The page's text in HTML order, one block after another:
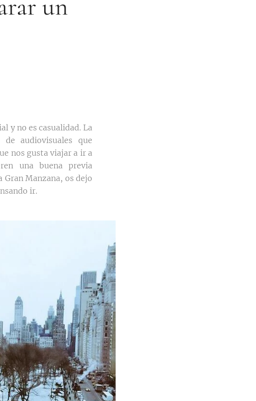
un
y no es casualidad. La
audiovisuales que
nos gusta viajar a ir a
una buena previa
Manzana, os dejo
ir.